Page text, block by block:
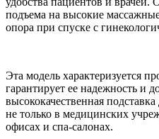
подъема на высокие
опора при спуске с
Эта модель характеризуется
гарантирует ее надежность и
высококачественная
не только в медицинских
офисах и спа-салонах.